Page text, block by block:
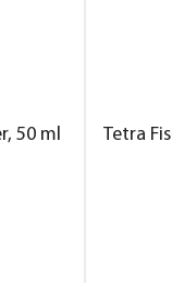
50 ml Tetra